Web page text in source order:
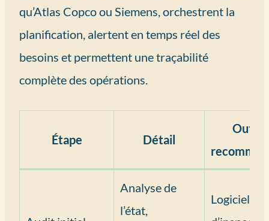
qu’Atlas Copco ou Siemens, orchestrent la
planification, alertent en temps réel des
besoins et permettent une traçabilité
complète des opérations.
Étape Détail
Outil
Analyse de
l’état,
Logiciel